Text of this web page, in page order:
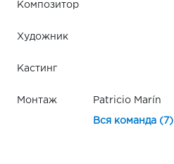
Композитор
Художник
Кастинг
Монтаж Patricio Marín
Вся команда (7)